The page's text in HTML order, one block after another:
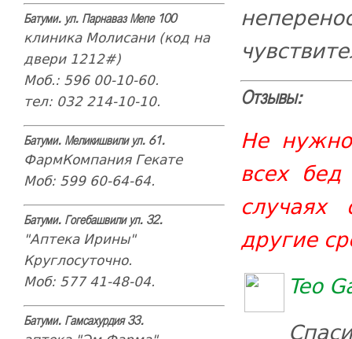
Батуми. ул. Парнаваз Мепе 100
клиника Молисани (код на
двери 1212#)
Моб.: 596 00-10-60.
тел: 032 214-10-10.
Батуми. Меликишвили ул. 61.
ФармКомпания Гекате
Моб: 599 60-64-64.
Батуми. Гогебашвили ул. 32.
"Аптека Ирины"
Круглосуточно.
Моб: 577 41-48-04.
Батуми. Гамсахурдия 33.
Отзывы:
Не
всех
другие
Teo